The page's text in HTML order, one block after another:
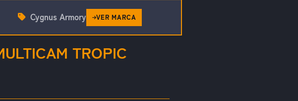
TROPIC
Cygnus Armory VER MARCA